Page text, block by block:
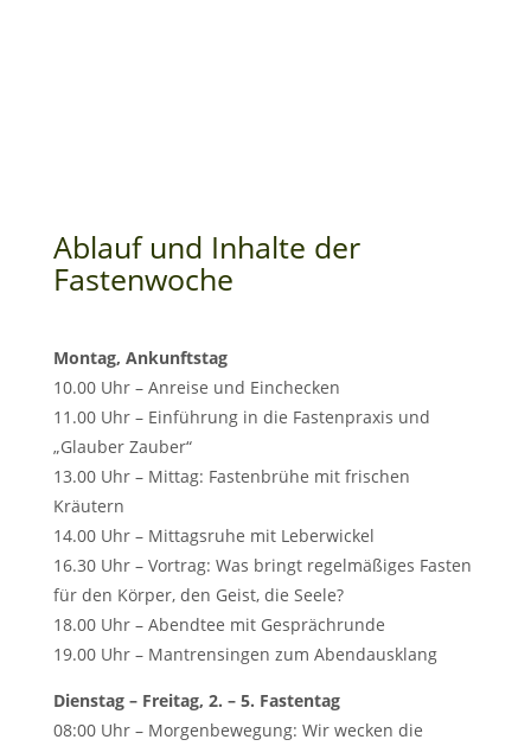
Ablauf und Inhalte der
Fastenwoche
Montag, Ankunftstag
10.00 Uhr – Anreise und Einchecken
11.00 Uhr – Einführung in die Fastenpraxis und
„Glauber Zauber“
13.00 Uhr – Mittag: Fastenbrühe mit frischen
Kräutern
14.00 Uhr – Mittagsruhe mit Leberwickel
16.30 Uhr – Vortrag: Was bringt regelmäßiges Fasten
für den Körper, den Geist, die Seele?
18.00 Uhr – Abendtee mit Gesprächrunde
19.00 Uhr – Mantrensingen zum Abendausklang
Dienstag – Freitag, 2. – 5. Fastentag
08:00 Uhr – Morgenbewegung: Wir wecken die